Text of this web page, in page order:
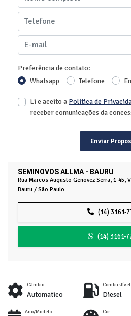
SEMINOVOS ALLMA - BAURU
Rua Marcos Augusto Genovez Serra, 1-45,
Bauru / São Paulo
(14) 3161-
(14) 3161-
Preferência de contato:
Whatsapp
Telefone
Li e aceito a Política de
receber comunicações da
Enviar
Câmbio
Automatico
Combustível
Diesel
Ano/Modelo Cor